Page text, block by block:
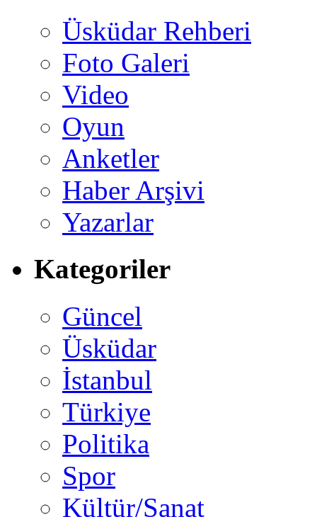
Üsküdar Rehberi
Foto Galeri
Video
Oyun
Anketler
Haber Arşivi
Yazarlar
Kategoriler
Güncel
Üsküdar
İstanbul
Türkiye
Politika
Spor
Kültür/Sanat